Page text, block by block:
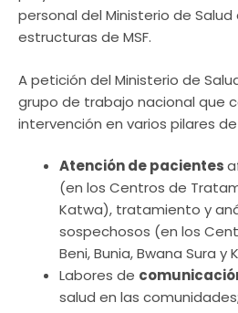
personal del Ministerio de
estructuras de MSF.
A petición del Ministerio de
grupo de trabajo nacional que
intervención en varios pilares
Atención de pacientes
(en los Centros de
Katwa), tratamiento y
sospechosos (en los
Beni, Bunia, Bwana Sura y
Labores de
salud en las comunidades;